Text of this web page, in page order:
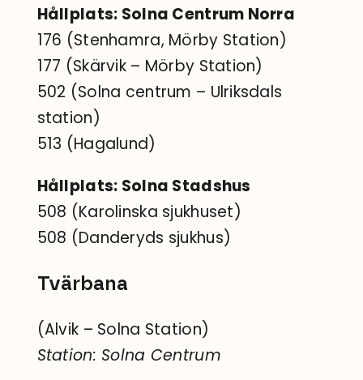
Hållplats: Solna Centrum Norra
176 (Stenhamra, Mörby Station)
177 (Skärvik – Mörby Station)
502 (Solna centrum – Ulriksdals
station)
513 (Hagalund)
Hållplats: Solna Stadshus
508 (Karolinska sjukhuset)
508 (Danderyds sjukhus)
Tvärbana
(Alvik – Solna Station)
Station: Solna Centrum